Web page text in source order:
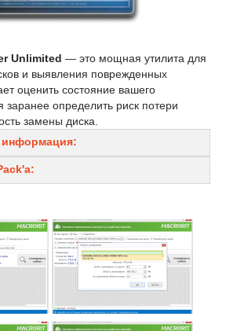
Unlimited — это мощная утилита для
и выявления поврежденных
оценить состояние вашего
заранее определить риск потери
замены диска.
информация: